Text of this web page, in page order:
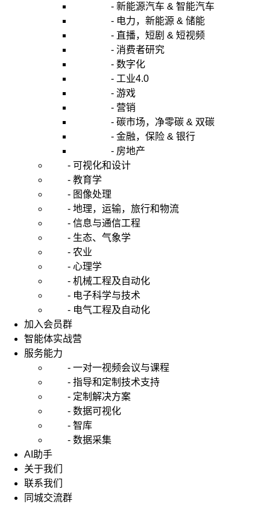
- 新能源汽车 & 智能汽车
- 电力，新能源 & 储能
- 直播，短剧 & 短视频
- 消费者研究
- 数字化
- 工业4.0
- 游戏
- 营销
- 碳市场，净零碳 & 双碳
- 金融，保险 & 银行
- 房地产
- 可视化和设计
- 教育学
- 图像处理
- 地理，运输，旅行和物流
- 信息与通信工程
- 生态、气象学
- 农业
- 心理学
- 机械工程及自动化
- 电子科学与技术
- 电气工程及自动化
加入会员群
智能体实战营
服务能力
- 一对一视频会议与课程
- 指导和定制技术支持
- 定制解决方案
- 数据可视化
- 智库
- 数据采集
AI助手
关于我们
联系我们
同城交流群